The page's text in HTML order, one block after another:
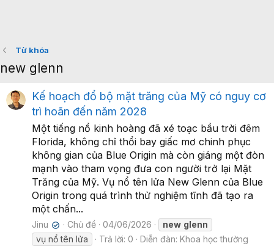
Từ khóa
new glenn
Kế hoạch đổ bộ mặt trăng của Mỹ có nguy cơ
trì hoãn đến năm 2028
Một tiếng nổ kinh hoàng đã xé toạc bầu trời đêm
Florida, không chỉ thổi bay giấc mơ chinh phục
không gian của Blue Origin mà còn giáng một đòn
mạnh vào tham vọng đưa con người trở lại Mặt
Trăng của Mỹ. Vụ nổ tên lửa New Glenn của Blue
Origin trong quá trình thử nghiệm tĩnh đã tạo ra
một chấn...
Jinu ✔ Chủ đề 04/06/2026 new glenn
vụ nổ tên lửa
Trả lời: 0 Diễn đàn: Khoa học thường